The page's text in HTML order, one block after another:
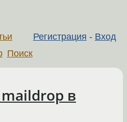
Регистрация - Вход
Поиск
в